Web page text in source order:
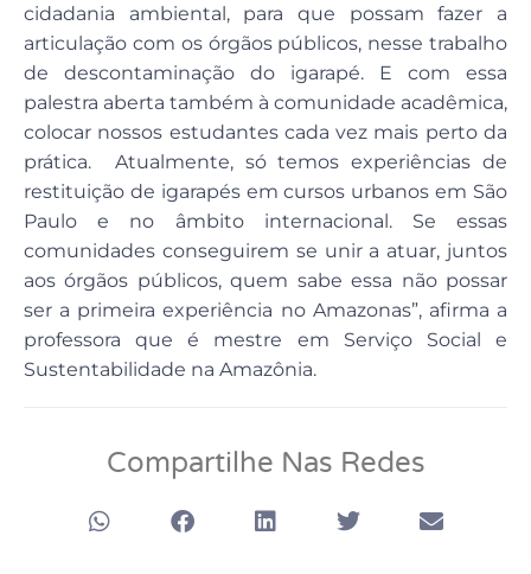
cidadania ambiental, para que possam fazer a
articulação com os órgãos públicos, nesse trabalho
de descontaminação do igarapé. E com essa
palestra aberta também à comunidade acadêmica,
colocar nossos estudantes cada vez mais perto da
prática. Atualmente, só temos experiências de
restituição de igarapés em cursos urbanos em São
Paulo e no âmbito internacional. Se essas
comunidades conseguirem se unir a atuar, juntos
aos órgãos públicos, quem sabe essa não possar
ser a primeira experiência no Amazonas”, afirma a
professora que é mestre em Serviço Social e
Sustentabilidade na Amazônia.
Compartilhe Nas Redes